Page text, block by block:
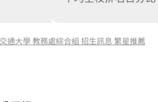
通大學 教務處綜合組 招生訊息 繁星推薦